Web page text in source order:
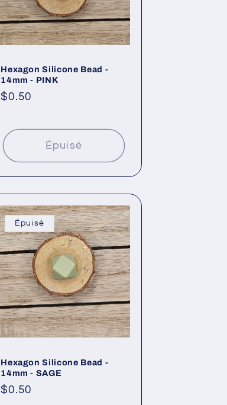
Hexagon Silicone Bead -
14mm - PINK
Prix
$0.50
Épuisé
Épuisé
Hexagon Silicone Bead -
14mm - SAGE
Prix
$0.50